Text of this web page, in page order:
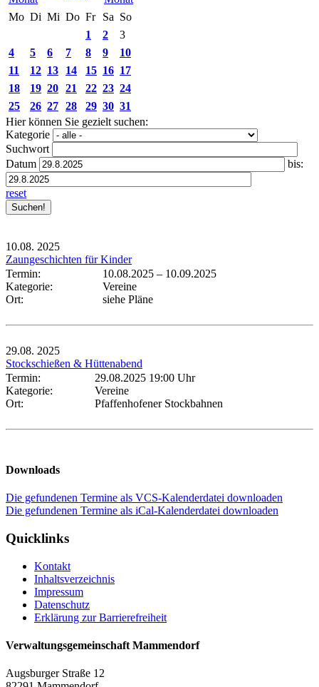
Mo Di Mi Do Fr Sa So
1
2
3
4
5 6 7 8 9
10
11
12 13 14 15 16 17
18
19 20 21 22 23 24
25
26 27 28 29 30 31
Hier können Sie gezielt suchen:
Kategorie
Suchwort
Datum
bis:
reset
10.08. 2025
Zaungeschichten für Kinder
Termin:
10.08.2025 – 10.09.2025
Kategorie:
Vereine
Ort:
siehe Pläne
29.08. 2025
Stockschießen & Hüttenabend
Termin:
29.08.2025 19:00 Uhr
Kategorie:
Vereine
Ort:
Pfaffenhofener Stockbahnen
Downloads
Die gefundenen Termine als VCS-Kalenderdatei downloaden
Die gefundenen Termine als iCal-Kalenderdatei downloaden
Quicklinks
Kontakt
Inhaltsverzeichnis
Impressum
Datenschutz
Erklärung zur Barrierefreiheit
Verwaltungsgemeinschaft Mammendorf
Augsburger Straße 12